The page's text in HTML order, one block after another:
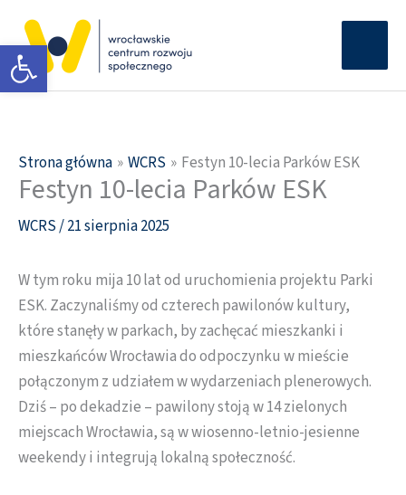
Otwórz pasek narzędzi
treści
Strona główna WCRS Festyn 10-lecia Parków ESK
Festyn 10-lecia Parków ESK
WCRS/21 sierpnia 2025
W tym roku mija 10 lat od uruchomienia projektu Parki
ESK. Zaczynaliśmy od czterech pawilonów kultury,
które stanęły w parkach, by zachęcać mieszkanki i
mieszkańców Wrocławia do odpoczynku w mieście
połączonym z udziałem w wydarzeniach plenerowych.
Dziś – po dekadzie – pawilony stoją w 14 zielonych
miejscach Wrocławia, są w wiosenno-letnio-jesienne
weekendy i integrują lokalną społeczność.